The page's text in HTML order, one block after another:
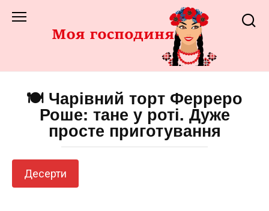
до
🍽️ Чарівний торт Ферреро
Роше: тане у роті. Дуже
просте приготування
Десерти